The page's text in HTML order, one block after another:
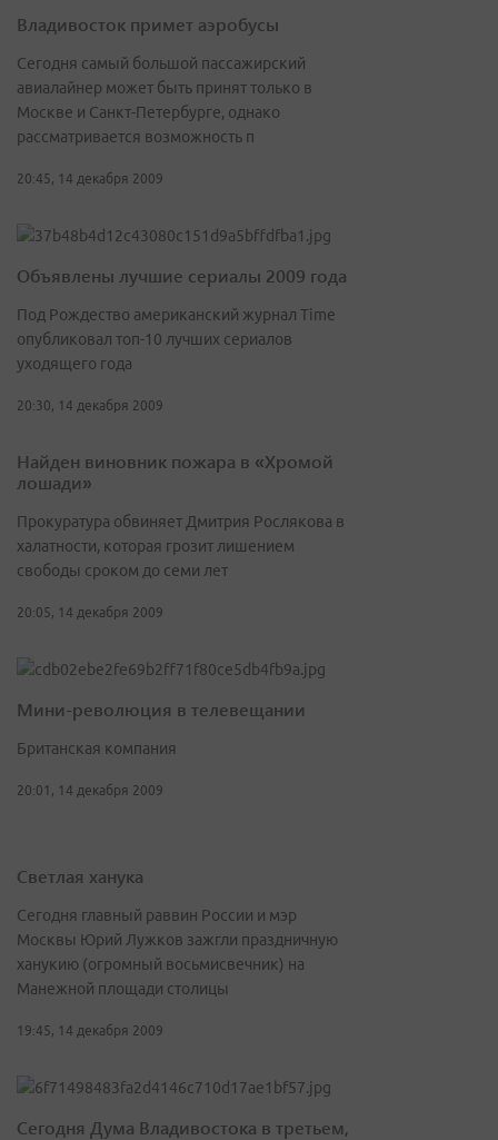
Владивосток примет аэробусы
Сегодня самый большой пассажирский
авиалайнер может быть принят только в
Москве и Санкт-Петербурге, однако
рассматривается возможность п
20:45, 14 декабря 2009
Объявлены лучшие сериалы 2009 года
Под Рождество американский журнал Time
опубликовал топ-10 лучших сериалов
уходящего года
20:30, 14 декабря 2009
Найден виновник пожара в «Хромой
лошади»
Прокуратура обвиняет Дмитрия Рослякова в
халатности, которая грозит лишением
свободы сроком до семи лет
20:05, 14 декабря 2009
Мини-революция в телевещании
Британская компания
20:01, 14 декабря 2009
Светлая ханука
Сегодня главный раввин России и мэр
Москвы Юрий Лужков зажгли праздничную
ханукию (огромный восьмисвечник) на
Манежной площади столицы
19:45, 14 декабря 2009
Сегодня Дума Владивостока в третьем,